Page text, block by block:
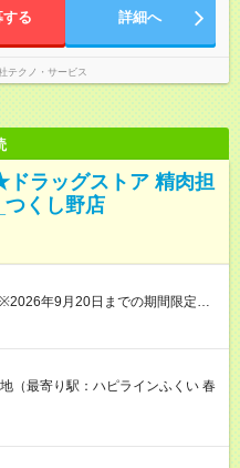
する 詳細へ
テクノ・サービス
ラッグストア 精肉担
くし野店
年9月20日までの期間限定特
通常時給
！ 22時
【試用期間】試用期
（最寄り駅：ハピラインふくい 春